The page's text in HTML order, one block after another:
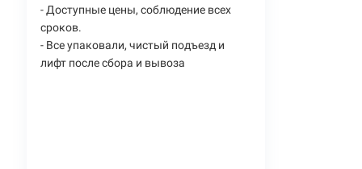
- Доступные цены, соблюдение всех
сроков.
- Все упаковали, чистый подъезд и
лифт после сбора и вывоза